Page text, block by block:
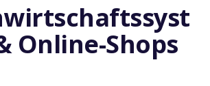
Online-Shops